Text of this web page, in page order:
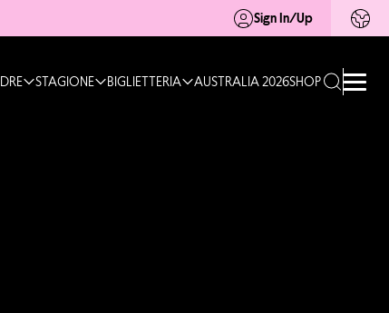
Sign In/Up
STAGIONE BIGLIETTERIA AUSTRALIA 2026SHOP